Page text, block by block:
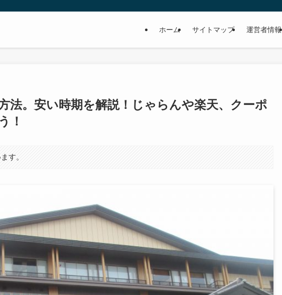
ホーム サイトマップ 運営者情報
法。安い時期を解説！じゃらんや楽天、クーポ
！
す。